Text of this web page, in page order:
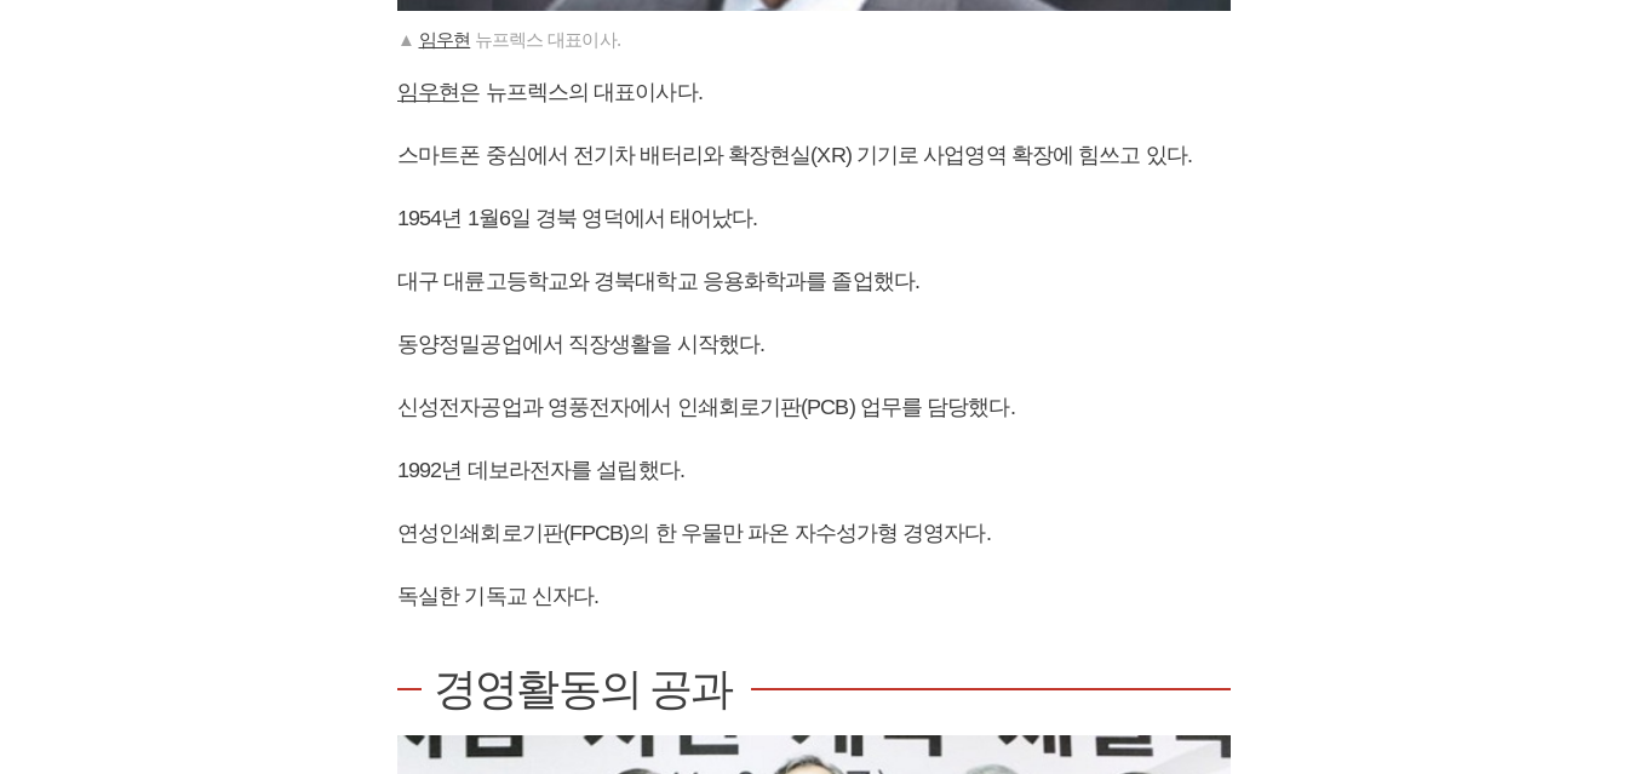
▲ 임우현 뉴프렉스 대표이사.
임우현은 뉴프렉스의 대표이사다.
스마트폰 중심에서 전기차 배터리와 확장현실(XR) 기기로 사업영역 확장에 힘쓰고 있다.
1954년 1월6일 경북 영덕에서 태어났다.
대구 대륜고등학교와 경북대학교 응용화학과를 졸업했다.
동양정밀공업에서 직장생활을 시작했다.
신성전자공업과 영풍전자에서 인쇄회로기판(PCB) 업무를 담당했다.
1992년 데보라전자를 설립했다.
연성인쇄회로기판(FPCB)의 한 우물만 파온 자수성가형 경영자다.
독실한 기독교 신자다.
경영활동의 공과